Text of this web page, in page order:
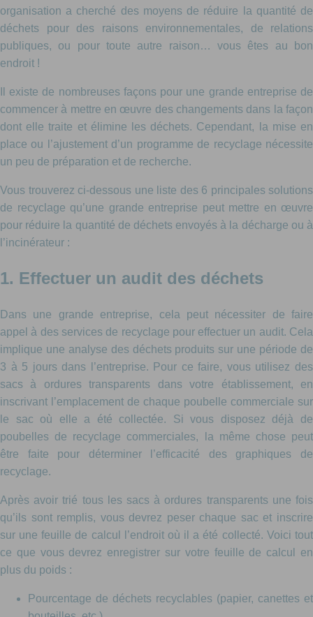
organisation a cherché des moyens de réduire la quantité de
déchets pour des raisons environnementales, de relations
publiques, ou pour toute autre raison… vous êtes au bon
endroit !
Il existe de nombreuses façons pour une grande entreprise de
commencer à mettre en œuvre des changements dans la façon
dont elle traite et élimine les déchets. Cependant, la mise en
place ou l’ajustement d’un programme de recyclage nécessite
un peu de préparation et de recherche.
Vous trouverez ci-dessous une liste des 6 principales solutions
de recyclage qu’une grande entreprise peut mettre en œuvre
pour réduire la quantité de déchets envoyés à la décharge ou à
l’incinérateur :
1. Effectuer un audit des déchets
Dans une grande entreprise, cela peut nécessiter de faire
appel à des services de recyclage pour effectuer un audit. Cela
implique une analyse des déchets produits sur une période de
3 à 5 jours dans l’entreprise. Pour ce faire, vous utilisez des
sacs à ordures transparents dans votre établissement, en
inscrivant l’emplacement de chaque poubelle commerciale sur
le sac où elle a été collectée. Si vous disposez déjà de
poubelles de recyclage commerciales, la même chose peut
être faite pour déterminer l’efficacité des graphiques de
recyclage.
Après avoir trié tous les sacs à ordures transparents une fois
qu’ils sont remplis, vous devrez peser chaque sac et inscrire
sur une feuille de calcul l’endroit où il a été collecté. Voici tout
ce que vous devrez enregistrer sur votre feuille de calcul en
plus du poids :
Pourcentage de déchets recyclables (papier, canettes et